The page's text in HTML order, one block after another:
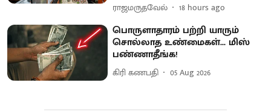
ராஜமருதவேல் 18 hours ago
பொருளாதாரம் பற்றி யாரும்
சொல்லாத உண்மைகள்... மிஸ்
பண்ணாதீங்க!
கிரி கணபதி 05 Aug 2026